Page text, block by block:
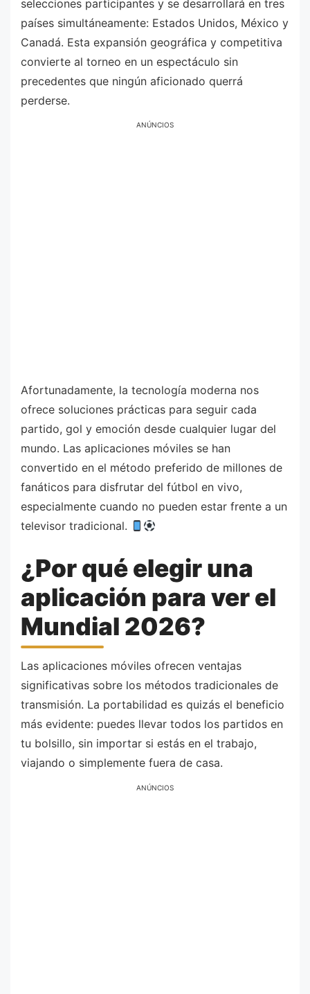
selecciones participantes y se desarrollará en tres
países simultáneamente: Estados Unidos, México y
Canadá. Esta expansión geográfica y competitiva
convierte al torneo en un espectáculo sin
precedentes que ningún aficionado querrá
perderse.
ANÚNCIOS
Afortunadamente, la tecnología moderna nos
ofrece soluciones prácticas para seguir cada
partido, gol y emoción desde cualquier lugar del
mundo. Las aplicaciones móviles se han
convertido en el método preferido de millones de
fanáticos para disfrutar del fútbol en vivo,
especialmente cuando no pueden estar frente a un
televisor tradicional.
¿Por qué elegir una
aplicación para ver el
Mundial 2026?
Las aplicaciones móviles ofrecen ventajas
significativas sobre los métodos tradicionales de
transmisión. La portabilidad es quizás el beneficio
más evidente: puedes llevar todos los partidos en
tu bolsillo, sin importar si estás en el trabajo,
viajando o simplemente fuera de casa.
ANÚNCIOS